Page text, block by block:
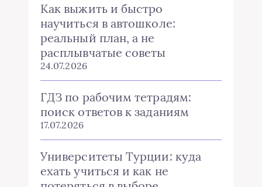
Как выжить и быстро
научиться в автошколе:
реальный план, а не
расплывчатые советы
24.07.2026
ГДЗ по рабочим тетрадям:
поиск ответов к заданиям
17.07.2026
Университеты Турции: куда
ехать учиться и как не